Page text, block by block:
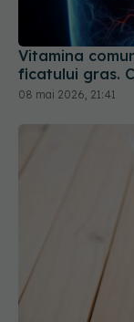
Vitamina
ficatului gras.
08 mai 2026, 21:41